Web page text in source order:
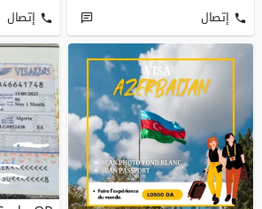
إتصال إتصال